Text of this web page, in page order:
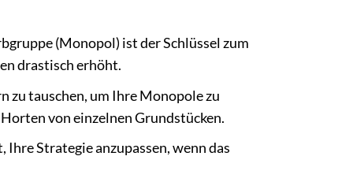
(Monopol) ist der Schlüssel zum
drastisch erhöht.
zu tauschen, um Ihre Monopole zu
von einzelnen Grundstücken.
Strategie anzupassen, wenn das